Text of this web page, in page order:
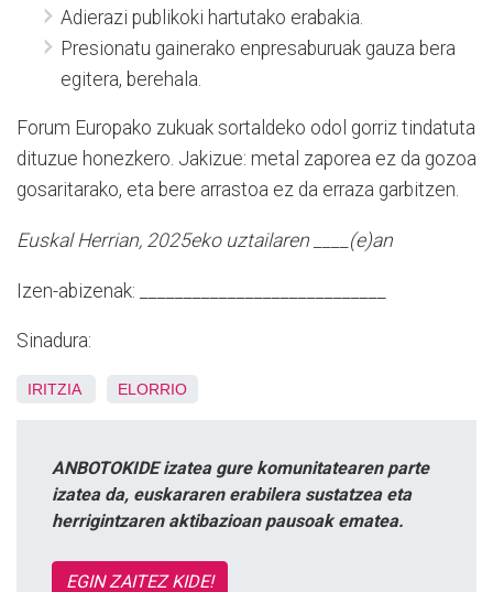
Adierazi publikoki hartutako erabakia.
Presionatu gainerako enpresaburuak gauza bera
egitera, berehala.
Forum Europako zukuak sortaldeko odol gorriz tindatuta
dituzue honezkero. Jakizue: metal zaporea ez da gozoa
gosaritarako, eta bere arrastoa ez da erraza garbitzen.
Euskal Herrian, 2025eko uztailaren ____(e)an
Izen-abizenak: ____________________________
Sinadura:
IRITZIA ELORRIO
ANBOTOKIDE izatea gure komunitatearen parte
izatea da, euskararen erabilera sustatzea eta
herrigintzaren aktibazioan pausoak ematea.
EGIN ZAITEZ KIDE!